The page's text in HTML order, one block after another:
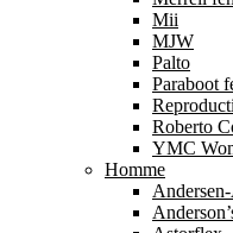
Mii
MJW
Palto
Paraboot
Roberto
YMC
Homme